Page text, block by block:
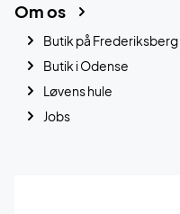
Om os
Butik på Frederiksberg
Butik i Odense
Løvens hule
Jobs